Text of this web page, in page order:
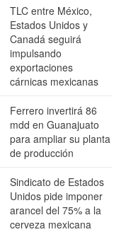
TLC entre México,
Estados Unidos y
Canadá seguirá
impulsando
exportaciones
cárnicas mexicanas
Ferrero invertirá 86
mdd en Guanajuato
para ampliar su planta
de producción
Sindicato de Estados
Unidos pide imponer
arancel del 75% a la
cerveza mexicana